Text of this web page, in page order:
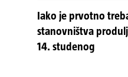
Iako je prvotno
stanovništva
14. studenog